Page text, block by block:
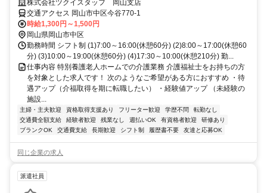
株式会社ツクイスタッフ 岡山支店
交通アクセス 岡山市中区今谷770-1
時給1,300円～1,500円
岡山県岡山市中区
勤務時間 シフト制 (1)7:00～16:00(休憩60分) (2)8:00～17:00(休憩60
分) (3)10:00～19:00(休憩60分) (4)17:30～10:00(休憩210分) 勤...
仕事内容 特別養護老人ホームでの介護業務 介護福祉士をお持ちの方
を対象とした求人です！ 次のようなご希望がある方におすすめ ・待
遇アップ（介福取得を期に転職したい） ・経験値アップ （未経験の
施設...
主婦・主夫歓迎 資格取得支援あり フリーター歓迎 学歴不問
転勤なし
交通費全額支給
経験者歓迎 残業なし 週払いOK 有資格者歓迎
研修あり
ブランクOK
交通費支給 長期歓迎 シフト制 履歴書不要 友達と応募OK
同じ企業の求人
派遣社員